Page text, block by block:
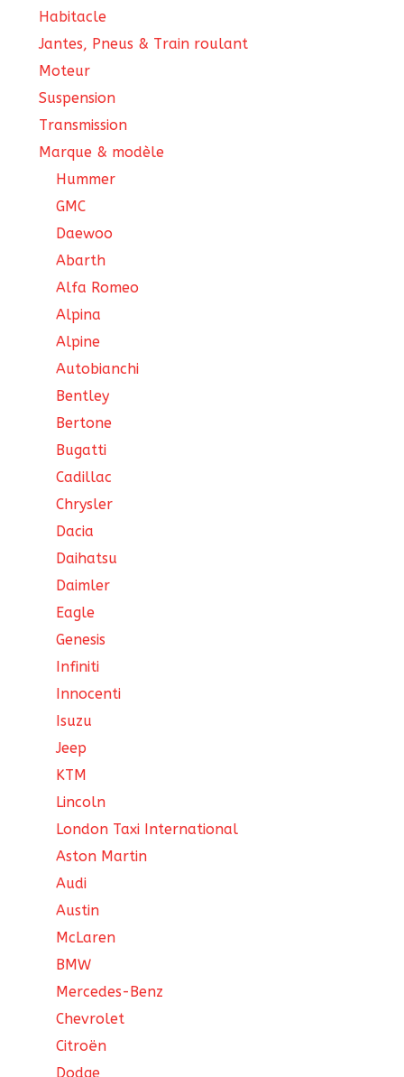
Habitacle
Jantes, Pneus & Train roulant
Moteur
Suspension
Transmission
Marque & modèle
Hummer
GMC
Daewoo
Abarth
Alfa Romeo
Alpina
Alpine
Autobianchi
Bentley
Bertone
Bugatti
Cadillac
Chrysler
Dacia
Daihatsu
Daimler
Eagle
Genesis
Infiniti
Innocenti
Isuzu
Jeep
KTM
Lincoln
London Taxi International
Aston Martin
Audi
Austin
McLaren
BMW
Mercedes-Benz
Chevrolet
Citroën
Dodge